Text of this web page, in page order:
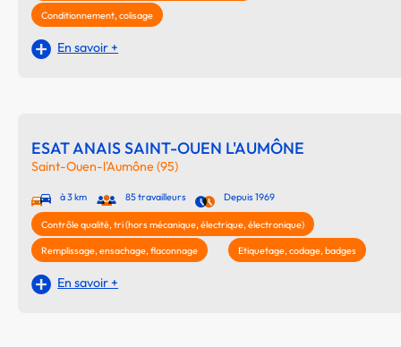
Conditionnement, colisage
En savoir +
ESAT ANAIS SAINT-OUEN L'AUMÔNE
Saint-Ouen-l'Aumône (95)
à 3 km 85 travailleurs Depuis 1969
Contrôle qualité, tri (hors mécanique, électrique, électronique)
Remplissage, ensachage, flaconnage Etiquetage, codage, badges
En savoir +